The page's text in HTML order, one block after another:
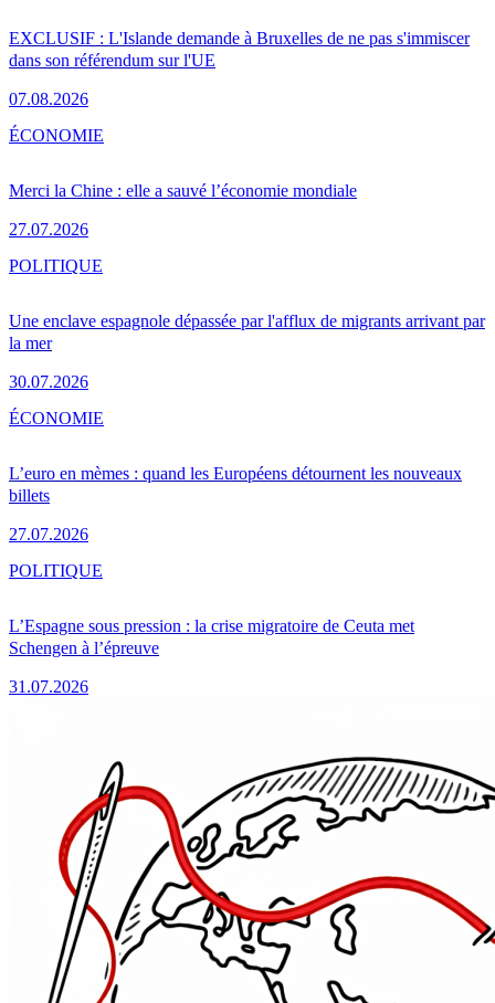
EXCLUSIF : L'Islande demande à Bruxelles de ne pas s'immiscer
dans son référendum sur l'UE
07.08.2026
Merci la Chine : elle a sauvé l’économie mondiale
27.07.2026
ÉCONOMIE
Une enclave espagnole dépassée par l'afflux de migrants arrivant par
la mer
30.07.2026
POLITIQUE
L’euro en mèmes : quand les Européens détournent les nouveaux
billets
27.07.2026
ÉCONOMIE
L’Espagne sous pression : la crise migratoire de Ceuta met
Schengen à l’épreuve
31.07.2026
POLITIQUE